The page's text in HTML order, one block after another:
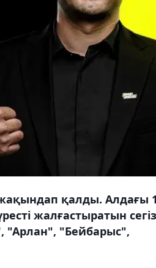
қалды. Алдағы
жалғастыратын сегіз
"Арлан", "Бейбарыс",